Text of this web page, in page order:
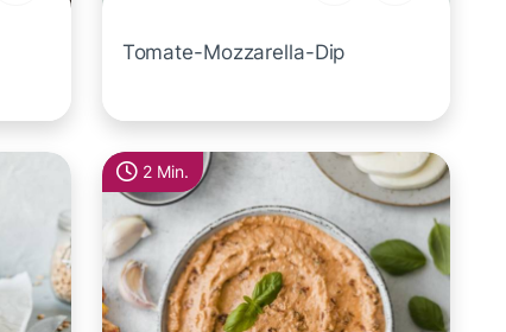
Tomate-Mozzarella-Dip
2 Min.